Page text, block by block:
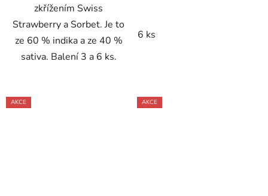
zkřížením Swiss
Strawberry a Sorbet. Je to
ze 60 % indika a ze 40 %
sativa. Balení 3 a 6 ks.
6 ks
AKCE AKCE